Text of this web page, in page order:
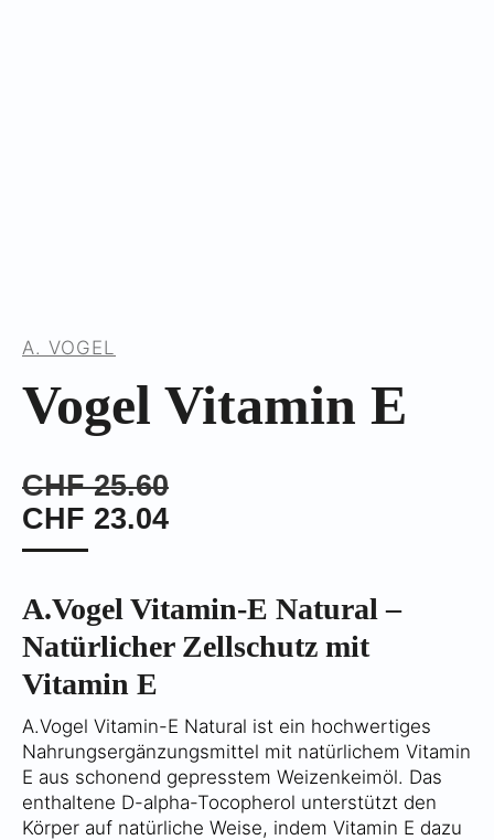
A. VOGEL
Vogel Vitamin E
CHF25.60
CHF 23.04
A.Vogel Vitamin-E Natural –
Natürlicher Zellschutz mit
Vitamin E
A.Vogel Vitamin-E Natural ist ein hochwertiges
Nahrungsergänzungsmittel mit natürlichem Vitamin
E aus schonend gepresstem Weizenkeimöl. Das
enthaltene D-alpha-Tocopherol unterstützt den
Körper auf natürliche Weise, indem Vitamin E dazu